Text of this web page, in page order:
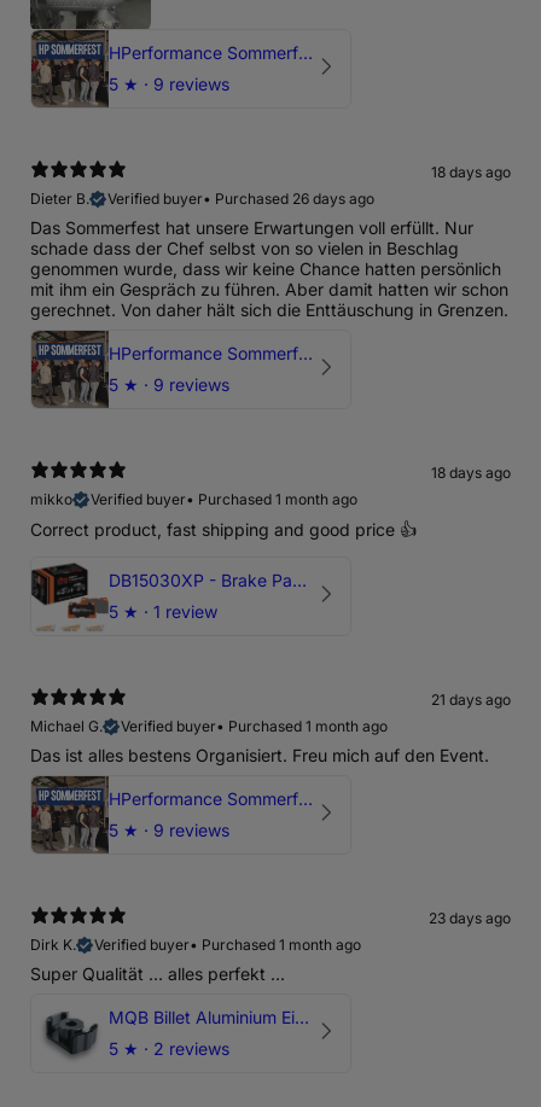
HPerformance Sommerfest 2026
5 ★ · 9 reviews
18 days ago
Dieter B.
Verified buyer• Purchased 26 days ago
Das Sommerfest hat unsere Erwartungen voll erfüllt. Nur
schade dass der Chef selbst von so vielen in Beschlag
genommen wurde, dass wir keine Chance hatten persönlich
mit ihm ein Gespräch zu führen. Aber damit hatten wir schon
gerechnet. Von daher hält sich die Enttäuschung in Grenzen.
HPerformance Sommerfest 2026
5 ★ · 9 reviews
18 days ago
mikko
Verified buyer• Purchased 1 month ago
Correct product, fast shipping and good price 👍
DB15030XP - Brake Pads Xtreme Performance | Front Axle
5 ★ · 1 review
21 days ago
Michael G.
Verified buyer• Purchased 1 month ago
Das ist alles bestens Organisiert. Freu mich auf den Event.
HPerformance Sommerfest 2026
5 ★ · 9 reviews
23 days ago
Dirk K.
Verified buyer• Purchased 1 month ago
Super Qualität ... alles perfekt ...
MQB Billet Aluminium Einsatz Drehmomentstütze - DOGBONE für Audi RS3, TTRS, RSQ3
5 ★ · 2 reviews